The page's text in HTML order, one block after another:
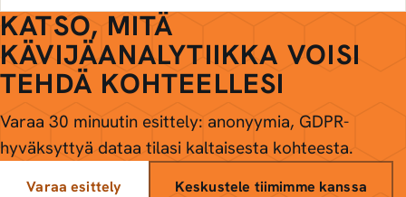
KATSO, MITÄ
KÄVIJÄANALYTIIKKA VOISI
TEHDÄ KOHTEELLESI
Varaa 30 minuutin esittely: anonyymia, GDPR-
hyväksyttyä dataa tilasi kaltaisesta kohteesta.
Varaa esittely Keskustele tiimimme kanssa